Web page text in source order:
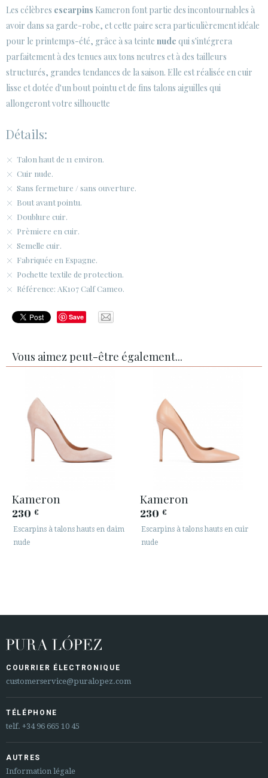
Les célèbres escarpins Kameron font partie des incontournables à
avoir dans sa garde-robe, et cette paire sera particulièrement idéale
pour le printemps-été, grâce à sa teinte nude qui s'intégrera
parfaitement à des tenues aux tons neutres et à des tailleurs
structurés, grandes tendances de la saison. Elle est réalisée en cuir
lisse et dotée d'un bout pointu et de fins talons aiguilles qui
allongeront votre silhouette
Détails:
Talon haut de 11 environ.
Cuir nude.
Sans fermeture / sans ouverture.
Bout avant pointu.
Doublure cuir.
Prèmiere en cuir.
Semelle cuir.
Fabriquée en Espagne.
Pochette textile de protection.
Référence: AK107 Calf Cameo.
Save
Vous aimez peut-être également...
Kameron
230 €
Escarpins à talons hauts en daim
nude
Kameron
230 €
Escarpins à talons hauts en cuir
nude
COURRIER ÉLECTRONIQUE
customerservice@puralopez.com
TÉLÉPHONE
telf. +34 96 665 10 45
AUTRES
Information légale